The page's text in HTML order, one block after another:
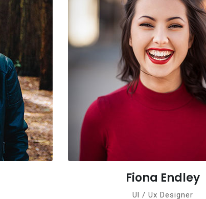
Fiona Endley
Ul / Ux Designer